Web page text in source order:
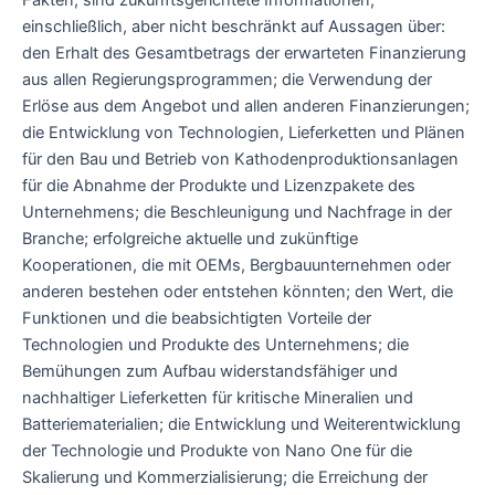
einschließlich, aber nicht beschränkt auf Aussagen über:
den Erhalt des Gesamtbetrags der erwarteten Finanzierung
aus allen Regierungsprogrammen; die Verwendung der
Erlöse aus dem Angebot und allen anderen Finanzierungen;
die Entwicklung von Technologien, Lieferketten und Plänen
für den Bau und Betrieb von Kathodenproduktionsanlagen
für die Abnahme der Produkte und Lizenzpakete des
Unternehmens; die Beschleunigung und Nachfrage in der
Branche; erfolgreiche aktuelle und zukünftige
Kooperationen, die mit OEMs, Bergbauunternehmen oder
anderen bestehen oder entstehen könnten; den Wert, die
Funktionen und die beabsichtigten Vorteile der
Technologien und Produkte des Unternehmens; die
Bemühungen zum Aufbau widerstandsfähiger und
nachhaltiger Lieferketten für kritische Mineralien und
Batteriematerialien; die Entwicklung und Weiterentwicklung
der Technologie und Produkte von Nano One für die
Skalierung und Kommerzialisierung; die Erreichung der